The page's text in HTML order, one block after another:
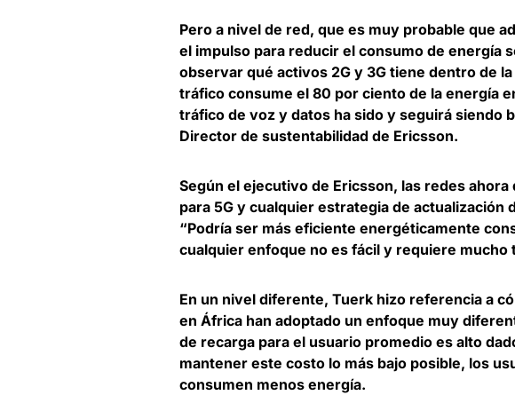
Pero a nivel de red, que es muy probable que
el impulso para reducir el consumo de energía
observar qué activos 2G y 3G tiene dentro de
tráfico consume el 80 por ciento de la energía
tráfico de voz y datos ha sido y seguirá siendo
Director de sustentabilidad de Ericsson.
Según el ejecutivo de Ericsson, las redes
para 5G y cualquier estrategia de actualización
“Podría ser más eficiente energéticamente
cualquier enfoque no es fácil y requiere mucho
En un nivel diferente, Tuerk hizo referencia a
en África han adoptado un enfoque muy
de recarga para el usuario promedio es alto
mantener este costo lo más bajo posible, los
consumen menos energía.